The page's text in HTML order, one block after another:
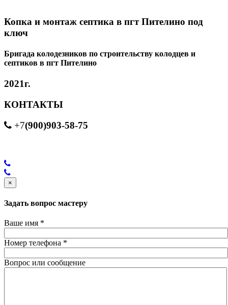
Копка и монтаж септика в пгт Пителино под
ключ
Бригада колодезников по строительству колодцев и
септиков в пгт Пителино
2021г.
КОНТАКТЫ
+7(900)903-58-75
×
Задать вопрос мастеру
Ваше имя *
Номер телефона *
Вопрос или сообщение